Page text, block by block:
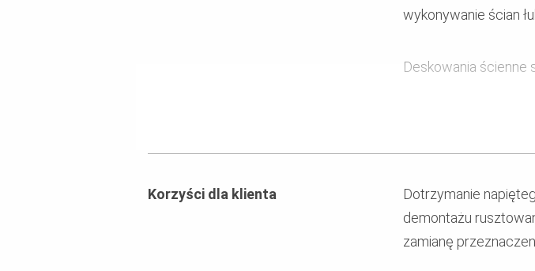
wykonywanie ścian
Deskowania ścienne
montażu i
elementów
Korzyści dla klienta
Dotrzymanie
demontażu
zamianę